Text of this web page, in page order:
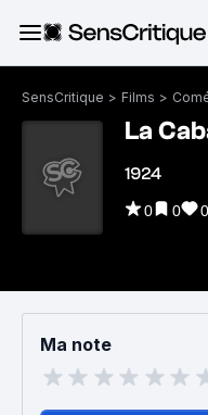
SensCritique > Films >
La
1924
0 0 0
Ma note